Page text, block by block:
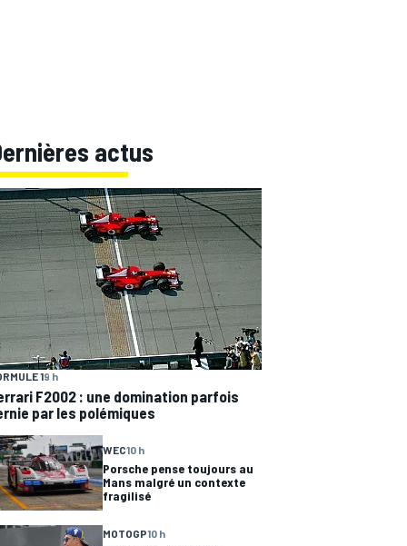
actus
19 h
F2002 : une domination parfois
par les polémiques
WEC10 h
Porsche pense toujours au
Mans malgré un contexte
fragilisé
MOTOGP10 h